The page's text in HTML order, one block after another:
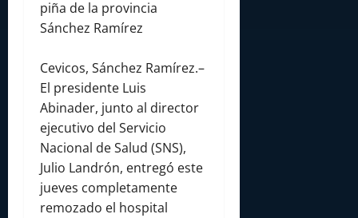
piña de la provincia
Sánchez Ramírez
Cevicos, Sánchez Ramírez.–
El presidente Luis
Abinader, junto al director
ejecutivo del Servicio
Nacional de Salud (SNS),
Julio Landrón, entregó este
jueves completamente
remozado el hospital